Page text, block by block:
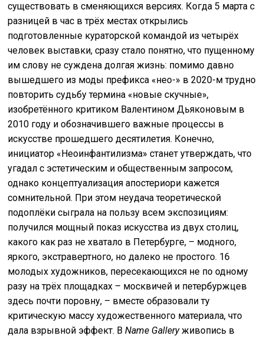
существовать в сменяющихся версиях. Когда 5 марта с
разницей в час в трёх местах открылись
подготовленные кураторской командой из четырёх
человек выставки, сразу стало понятно, что пущенному
им слову не суждена долгая жизнь: помимо давно
вышедшего из моды префикса «нео-» в 2020-м трудно
повторить судьбу термина «новые скучные»,
изобретённого критиком Валентином Дьяконовым в
2010 году и обозначившего важные процессы в
искусстве прошедшего десятилетия. Конечно,
инициатор «Неоинфантилизма» станет утверждать, что
угадал с эстетическим и общественным запросом,
однако концептуализация апостериори кажется
сомнительной. При этом неудача теоретической
подоплёки сыграла на пользу всем экспозициям:
получился мощный показ искусства из двух столиц,
какого как раз не хватало в Петербурге, – модного,
яркого, экстравертного, но далеко не простого. 16
молодых художников, пересекающихся не по одному
разу на трёх площадках – москвичей и петербуржцев
здесь почти поровну, – вместе образовали ту
критическую массу художественного материала, что
дала взрывной эффект. ВName Galleryживопись в